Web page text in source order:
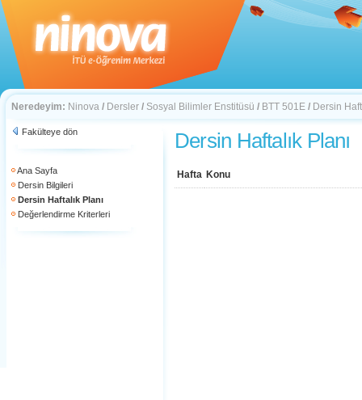
Neredeyim: Ninova / Dersler / Sosyal Bilimler Enstitüsü / BTT 501E / Dersin
Fakülteye dön
Ana Sayfa
Dersin Bilgileri
Dersin Haftalık Planı
Değerlendirme Kriterleri
Dersin Haftalık Planı
Hafta Konu